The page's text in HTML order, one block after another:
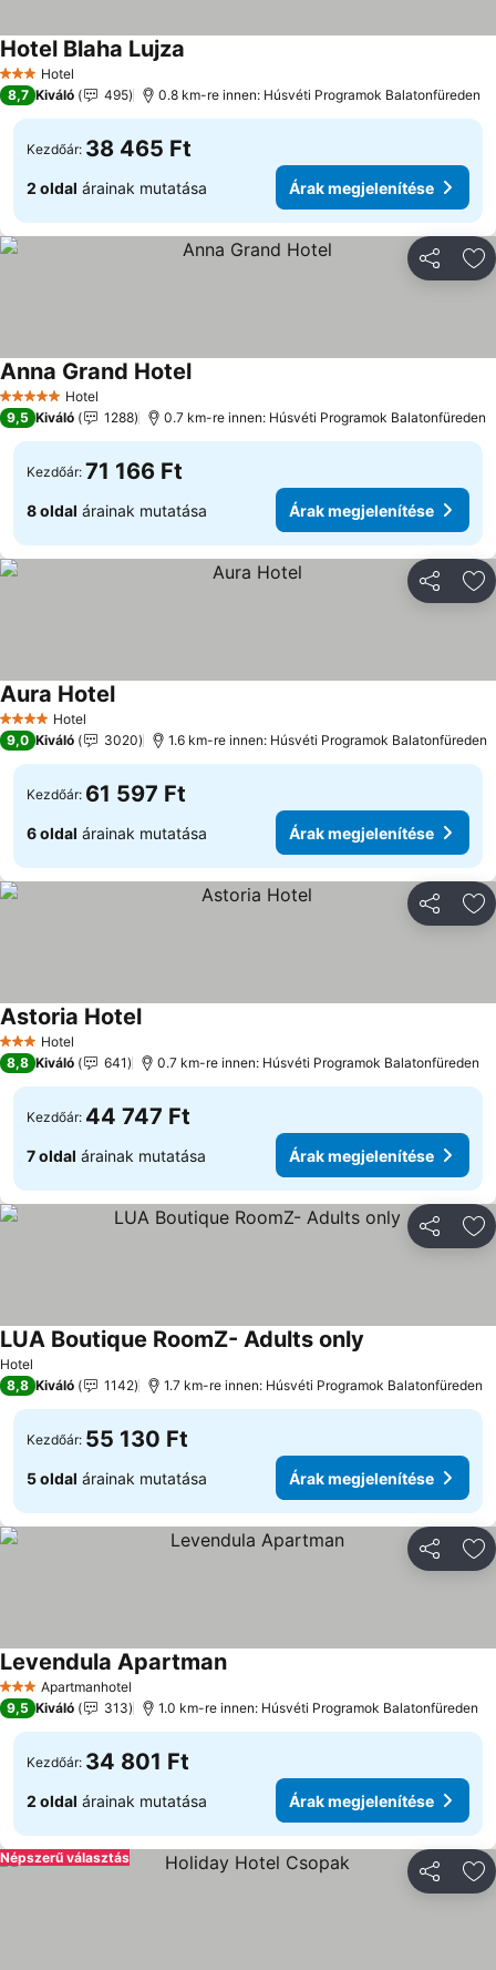
3 Kategória
Hotel
Hotel Blaha Lujza
8,7 Kiváló 495 0.8 km-re innen: Húsvéti Programok Balatonfüreden
Kezdőár: 38 465 Ft
2 oldal árainak mutatása Árak megjelenítése
5 KategóriaHotel
Anna Grand HotelÁrak megjelenítése
9,5 Kiváló 1288 0.7 km-re innen: Húsvéti Programok Balatonfüreden
Kezdőár: 71 166 Ft
8 oldal árainak mutatása Árak megjelenítése
4 KategóriaHotel
Aura HotelÁrak megjelenítése
9,0 Kiváló 3020 1.6 km-re innen: Húsvéti Programok Balatonfüreden
Kezdőár: 61 597 Ft
6 oldal árainak mutatása Árak megjelenítése
3 Kategória
Hotel
Astoria HotelÁrak megjelenítése
8,8 Kiváló 641 0.7 km-re innen: Húsvéti Programok Balatonfüreden
Kezdőár: 44 747 Ft
7 oldal árainak mutatása Árak megjelenítése
Hotel
LUA Boutique RoomZ- Adults only
8,8 Kiváló 1142 1.7 km-re innen: Húsvéti Programok Balatonfüreden
Kezdőár: 55 130 Ft
5 oldal árainak mutatása Árak megjelenítése
3 KategóriaApartmanhotel
Levendula ApartmanÁrak megjelenítése
9,5 Kiváló 313 1.0 km-re innen: Húsvéti Programok Balatonfüreden
Kezdőár: 34 801 Ft
2 oldal árainak mutatása Árak megjelenítése
Népszerű választás